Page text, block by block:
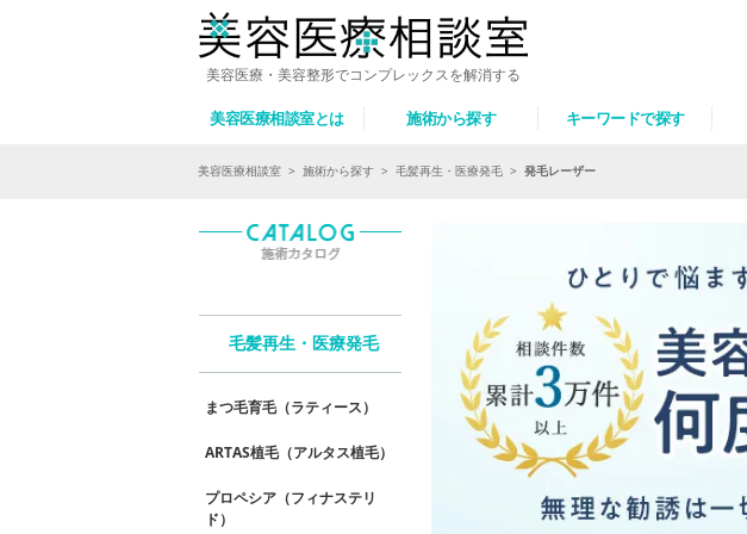
美容医療・美容整形でコンプレックスを解消する
美容医療相談室とは 施術から探す キーワードで探す
美容医療相談室 > 施術から探す > 毛髪再生・医療発毛 > 発毛レーザー
毛髪再生・医療発毛
まつ毛育毛（ラティース）
ARTAS植毛（アルタス植毛）
プロペシア（フィナステリ
ド）